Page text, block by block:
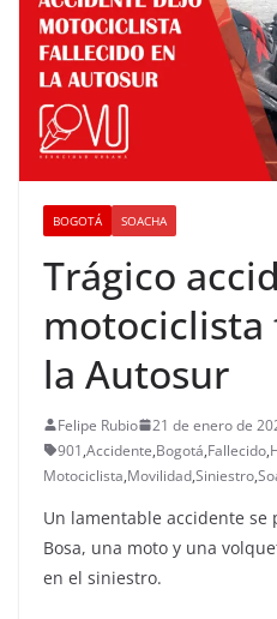
BOGOTÁ SOACHA
Trágico
motociclista
la Autosur
Felipe Rubio 21 de enero de
901,Accidente,Bogotá,Fallecido,
Motociclista,Movilidad,Siniestro,
Un lamentable accidente
Bosa, una moto y una
en el siniestro.